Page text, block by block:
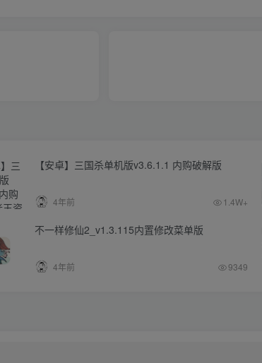
【安卓】三国杀单机版v3.6.1.1 内购破解版
4年前 1.4W+
不一样修仙2_v1.3.115内置修改菜单版
4年前 9349